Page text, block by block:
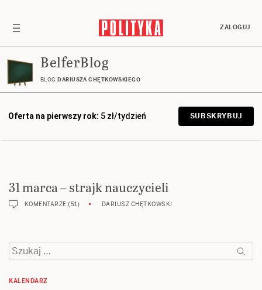
ZALOGUJ
BelferBlog
BLOG DARIUSZA CHĘTKOWSKIEGO
Oferta na pierwszy rok: 5 zł/tydzień SUBSKRYBUJ
31 marca – strajk nauczycieli
KOMENTARZE (51) DARIUSZ CHĘTKOWSKI
Szukaj:
KALENDARZ